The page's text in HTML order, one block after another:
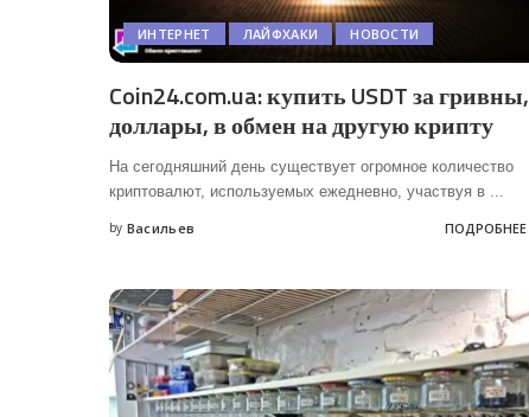
ИНТЕРНЕТ ЛАЙФХАКИ НОВОСТИ
Coin24.com.ua: купить USDT за гривны,
доллары, в обмен на другую крипту
На сегодняшний день существует огромное количество
криптовалют, используемых ежедневно, участвуя в ...
Posted
by Васильев ПОДРОБНЕЕ